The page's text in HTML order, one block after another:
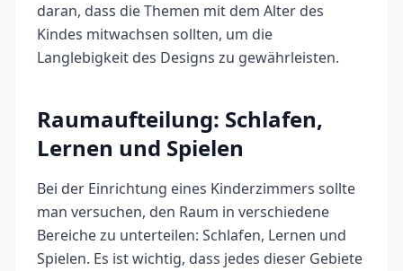
daran, dass die Themen mit dem Alter des
Kindes mitwachsen sollten, um die
Langlebigkeit des Designs zu gewährleisten.
Raumaufteilung: Schlafen,
Lernen und Spielen
Bei der Einrichtung eines Kinderzimmers sollte
man versuchen, den Raum in verschiedene
Bereiche zu unterteilen: Schlafen, Lernen und
Spielen. Es ist wichtig, dass jedes dieser Gebiete